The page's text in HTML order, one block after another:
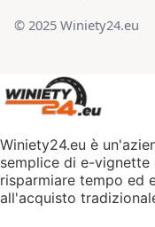
© 2025 Winiety24.eu
Winiety24.eu è
semplice di e-vignette
risparmiare tempo ed
all'acquisto